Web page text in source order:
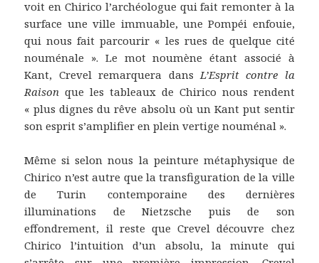
voit en Chirico l’archéologue qui fait remonter à la
surface une ville immuable, une Pompéi enfouie,
qui nous fait parcourir « les rues de quelque cité
nouménale ». Le mot noumène étant associé à
Kant, Crevel remarquera dans L’Esprit contre la
Raison que les tableaux de Chirico nous rendent
« plus dignes du rêve absolu où un Kant put sentir
son esprit s’amplifier en plein vertige nouménal ».
Même si selon nous la peinture métaphysique de
Chirico n’est autre que la transfiguration de la ville
de Turin contemporaine des dernières
illuminations de Nietzsche puis de son
effondrement, il reste que Crevel découvre chez
Chirico l’intuition d’un absolu, la minute qui